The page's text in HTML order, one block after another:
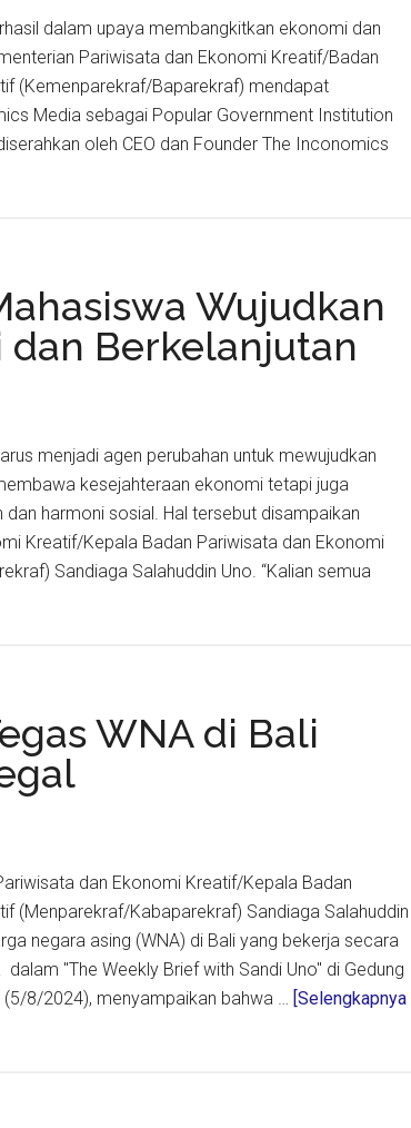
Indonesia
dalam upaya membangkitkan ekonomi dan
Pariwisata dan Ekonomi Kreatif/Badan
(Kemenparekraf/Baparekraf) mendapat
Media sebagai Popular Government Institution
oleh CEO dan Founder The Inconomics
Wujudkan
dan Berkelanjutan
menjadi agen perubahan untuk mewujudkan
kesejahteraan ekonomi tetapi juga
harmoni sosial. Hal tersebut disampaikan
Kreatif/Kepala Badan Pariwisata dan Ekonomi
Sandiaga Salahuddin Uno. “Kalian semua
WNA di Bali
dan Ekonomi Kreatif/Kepala Badan
(Menparekraf/Kabaparekraf) Sandiaga Salahuddin
negara asing (WNA) di Bali yang bekerja secara
"The Weekly Brief with Sandi Uno" di Gedung
8/2024), menyampaikan bahwa … [Selengkapnya